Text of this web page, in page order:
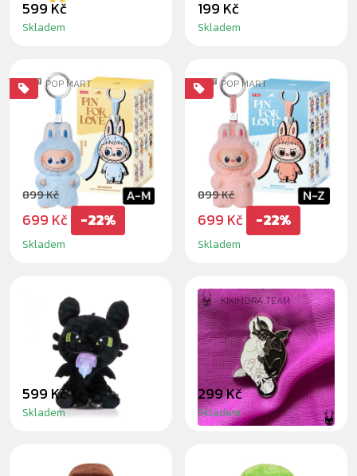
599 Kč
Skladem
199 Kč
Skladem
POP MART
LABUBU THE
MONSTERS - PIN
FOR LOVE
BLINDBOX A-M
899 Kč
699 Kč -22%
Skladem
POP MART
LABUBU THE
MONSTERS - PIN
FOR LOVE
BLINDBOX N-Z
899 Kč
699 Kč -22%
Skladem
BEZZUBKA FIRE
30CM - PLYŠÁK
599 Kč
Skladem
KIKIMORA TEAM
TEMNOMORKY
ODZNAK
299 Kč
Skladem